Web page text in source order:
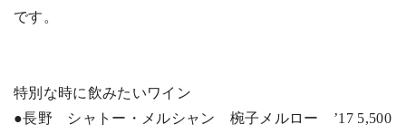
です。
特別な時に飲みたいワイン
●長野 シャトー・メルシャン 椀子メルロー ’17 5,500